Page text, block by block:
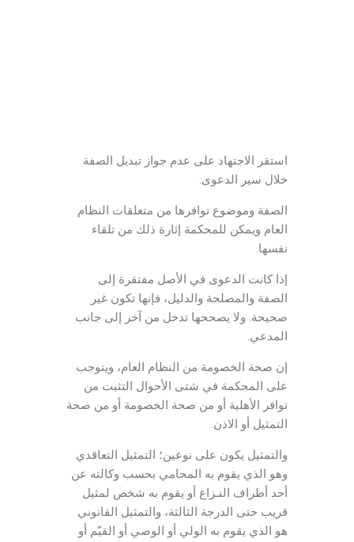
استقر الاجتهاد على عدم جواز تبديل الصفة
خلال سير الدعوى.
الصفة وموضوع توافرها من متعلقات النظام
العام ويمكن للمحكمة إثارة ذلك من تلقاء
نفسها.
إذا كانت الدعوى في الأصل مفتقرة إلى
الصفة والمصلحة والدليل، فإنها تكون غير
صحيحة. ولا يصححها تدخل من آخر إلى جانب
المدعي.
إن صحة الخصومة من النظام العام، ويتوجب
على المحكمة في شتى الأحوال التثبت من
توافر الأهلية أو من صحة الخصومة أو من صحة
التمثيل أو الاذن.
والتمثيل يكون على نوعين؛ التمثيل التعاقدي
وهو الذي يقوم به المحامي بحسب وكالته عن
أحد أطراف النـزاع أو يقوم به شخص لمثيل
قريب حتى الدرجة الثالثة، والتمثيل القانوني
هو الذي يقوم به الولي أو الوصي أو القيّم أو